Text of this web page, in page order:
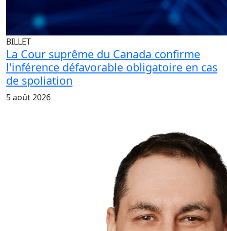
BILLET
La Cour suprême du Canada confirme
l'inférence défavorable obligatoire en cas
de spoliation
5 août 2026